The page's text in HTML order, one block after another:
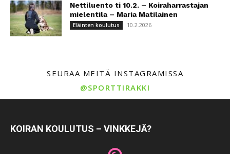
Nettiluento ti 10.2. – Koiraharrastajan
mielentila – Maria Matilainen
Eläinten koulutus 10.2.2026
SEURAA MEITÄ INSTAGRAMISSA
@SPORTTIRAKKI
KOIRAN KOULUTUS – VINKKEJÄ?